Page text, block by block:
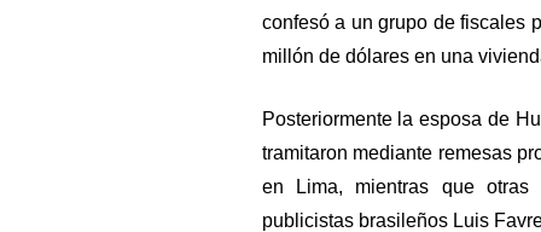
confesó a un grupo de fiscales
millón de dólares en una
Posteriormente la esposa de
tramitaron mediante remesas
en Lima, mientras que otras
publicistas brasileños Luis